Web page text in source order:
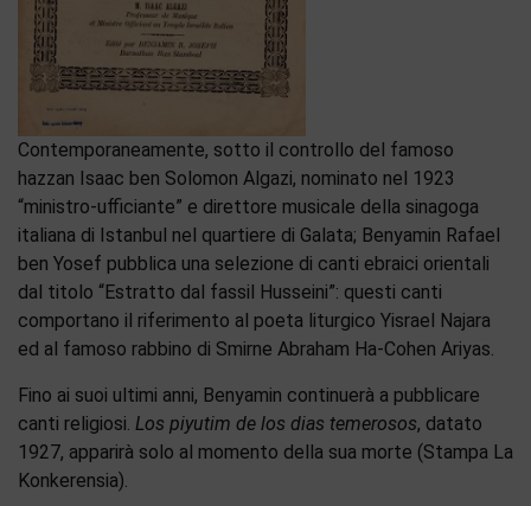
Contemporaneamente, sotto il controllo del famoso
hazzan Isaac ben Solomon Algazi, nominato nel 1923
“ministro-ufficiante” e direttore musicale della sinagoga
italiana di Istanbul nel quartiere di Galata; Benyamin Rafael
ben Yosef pubblica una selezione di canti ebraici orientali
dal titolo “Estratto dal fassil Husseini”: questi canti
comportano il riferimento al poeta liturgico Yisrael Najara
ed al famoso rabbino di Smirne Abraham Ha-Cohen Ariyas.
Fino ai suoi ultimi anni, Benyamin continuerà a pubblicare
canti religiosi. Los piyutim de los dias temerosos, datato
1927, apparirà solo al momento della sua morte (Stampa La
Konkerensia).